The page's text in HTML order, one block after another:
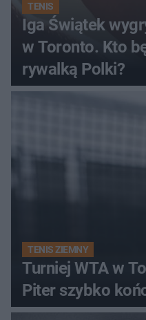
TENIS
Iga Świątek
w Toronto. Kto
rywalką Polki?
TENIS ZIEMNY
Turniej WTA w
Piter szybko